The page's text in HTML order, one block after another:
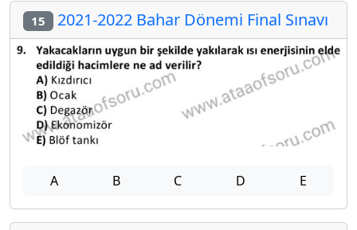
15 2021-2022 Bahar Dönemi Final Sınavı
A B C D E